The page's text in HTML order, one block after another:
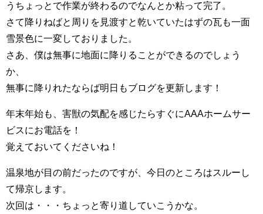
うちょっとで作業が終わるのでなんとか粘って完了。
さて降りねばと周りを見渡すと乾いていたはずの瓦も一面
雪景色に一変しておりました。
さあ、僕は無事に地面に降りることができるのでしょう
か、
無事に降りれたならば明日もブログを更新します！
年末年始も、害獣の気配を感じたらすぐにAAAホームサー
ビスにお電話を！
覚えておいてくださいね！
温泉地が目の前だったのですが、今日のところはスルーし
て帰京します。
次回は・・・ちょっと寄り道していこうかな。